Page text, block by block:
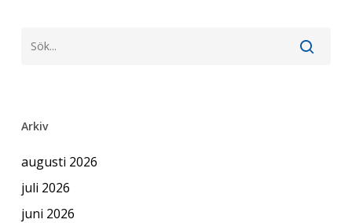
Arkiv
augusti 2026
juli 2026
juni 2026